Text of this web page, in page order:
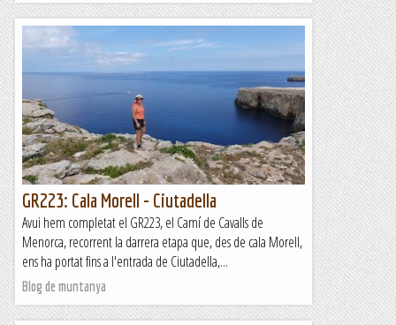
GR223: Cala Morell - Ciutadella
Avui hem completat el GR223, el Camí de Cavalls de
Menorca, recorrent la darrera etapa que, des de cala Morell,
ens ha portat fins a l'entrada de Ciutadella,...
Blog de muntanya